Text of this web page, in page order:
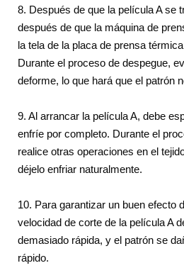
8. Después de que la película A se
después de que la máquina de
la tela de la placa de prensa
Durante el proceso de despegue,
deforme, lo que hará que el patrón
9. Al arrancar la película A, debe
enfríe por completo. Durante el
realice otras operaciones en el
déjelo enfriar naturalmente.
10. Para garantizar un buen efecto
velocidad de corte de la película A
demasiado rápida, y el patrón se
rápido.